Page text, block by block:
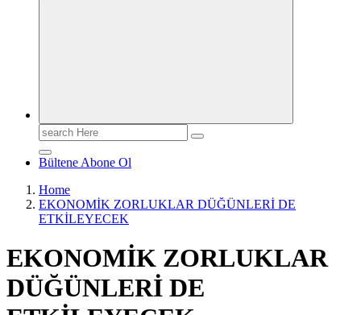
Search
for:
Bültene Abone Ol
Home
EKONOMİK ZORLUKLAR DÜĞÜNLERİ DE
ETKİLEYECEK
EKONOMİK ZORLUKLAR
DÜĞÜNLERİ DE